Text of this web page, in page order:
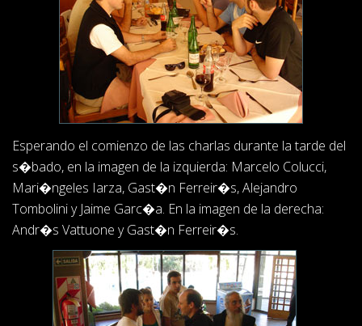
Esperando el comienzo de las charlas durante la tarde del
s�bado, en la imagen de la izquierda: Marcelo Colucci,
Mari�ngeles Iarza, Gast�n Ferreir�s, Alejandro
Tombolini y Jaime Garc�a. En la imagen de la derecha:
Andr�s Vattuone y Gast�n Ferreir�s.